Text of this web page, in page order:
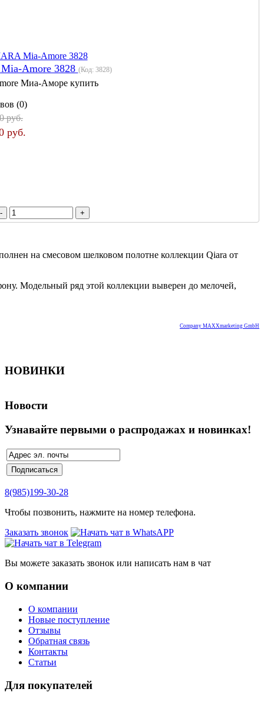
Amore 3828 (Код: 3828)
Миа-Аморе купить
(0)
руб.
руб.
на смесовом шелковом полотне коллекции Qiara от
Модельный ряд этой коллекции выверен до мелочей,
Company MAXXmarketing GmbH
НОВИНКИ
Новости
Узнавайте первыми о распродажах и новинках!
8(985)199-30-28
Чтобы позвонить, нажмите на номер телефона.
Заказать звонок
Вы можете заказать звонок или написать нам в чат
О компании
О компании
Новые поступление
Отзывы
Обратная связь
Контакты
Статьи
Для покупателей